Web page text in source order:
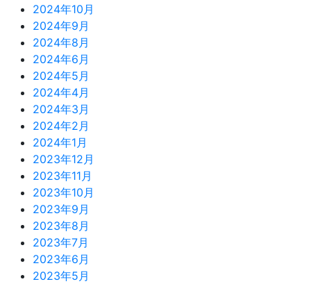
2024年10月
2024年9月
2024年8月
2024年6月
2024年5月
2024年4月
2024年3月
2024年2月
2024年1月
2023年12月
2023年11月
2023年10月
2023年9月
2023年8月
2023年7月
2023年6月
2023年5月